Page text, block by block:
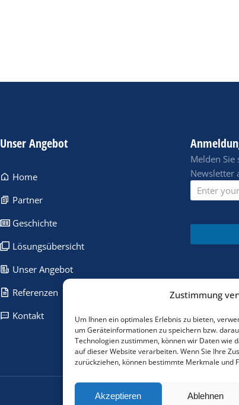
Zustimmung
Um Ihnen ein optimales Erlebnis zu bieten,
um Geräteinformationen zu speichern bzw.
Technologien zustimmen, können wir Daten wie
auf dieser Website verarbeiten. Wenn Sie Ihre
zurückziehen, können bestimmte Merkmale und
Akzeptieren Ablehnen
Unser Angebot
Home
Partner
Geschichte
Lösungsübersicht
Unser Angebot
Referenzen
Kontakt
Melden
Newsletter